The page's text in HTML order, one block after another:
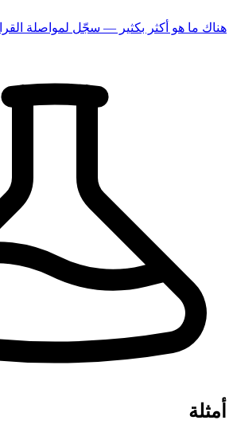
هناك ما هو أكثر بكثير — سجّل لمواصلة
أمثلة